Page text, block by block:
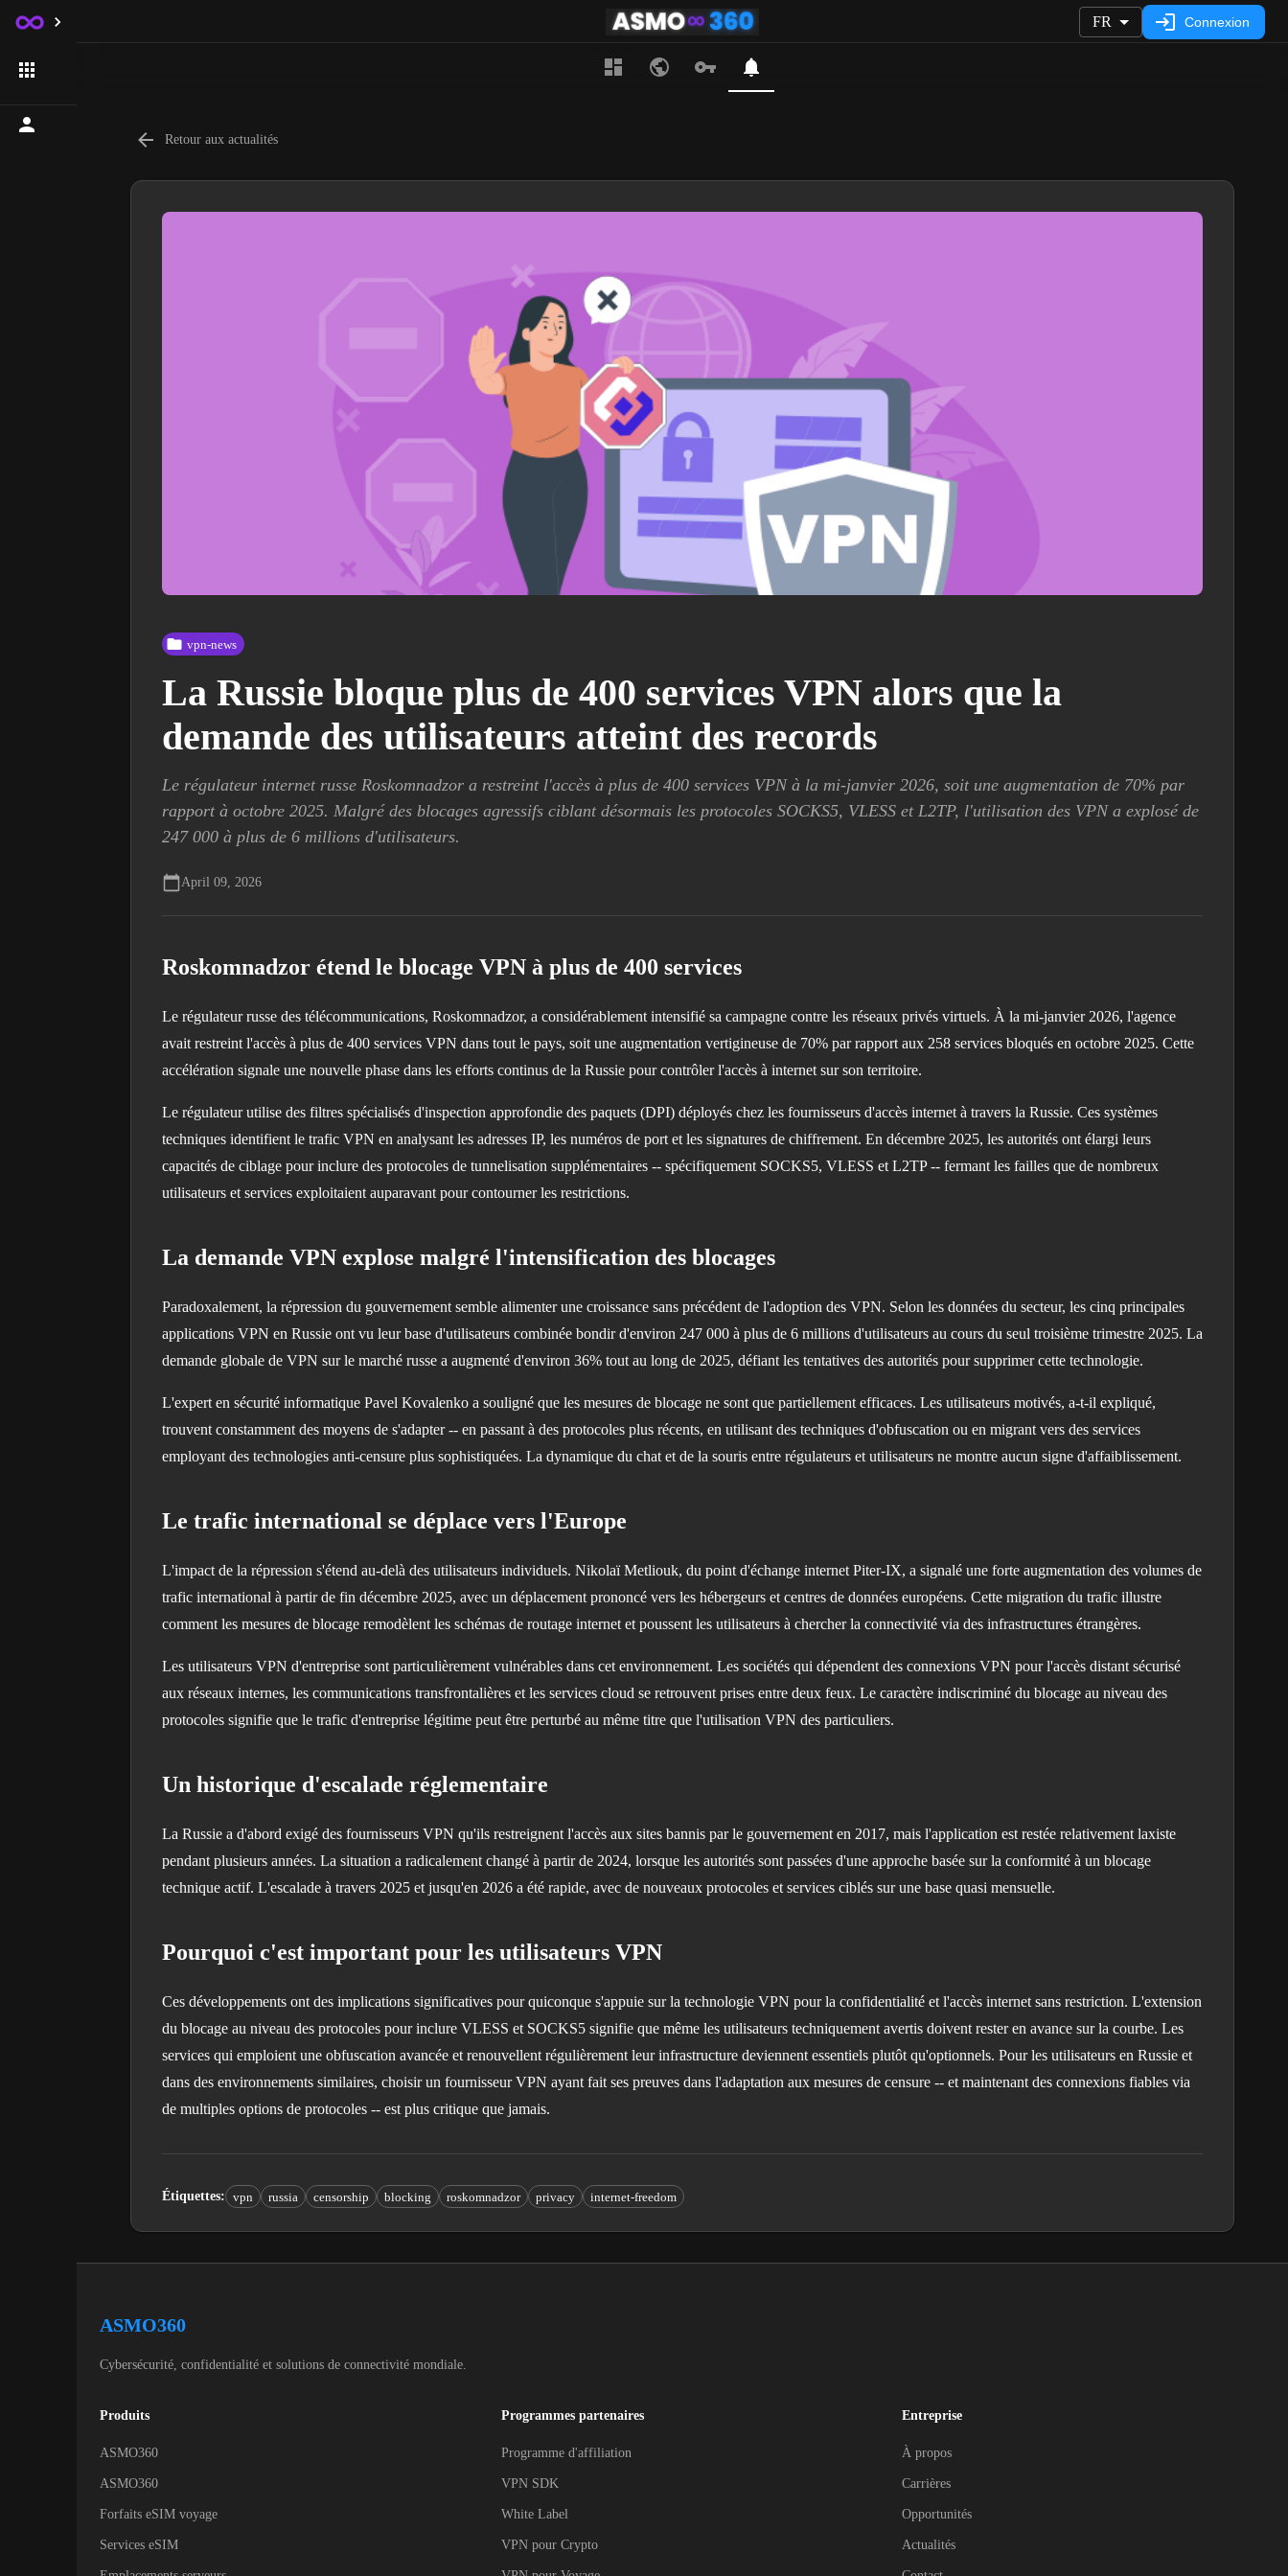
FR Connexion
Retour aux actualités
vpn-news
La Russie bloque plus de 400 services VPN alors que la
demande des utilisateurs atteint des records
Le régulateur internet russe Roskomnadzor a restreint l'accès à plus de 400 services VPN à la mi-janvier 2026, soit une augmentation de 70% par
rapport à octobre 2025. Malgré des blocages agressifs ciblant désormais les protocoles SOCKS5, VLESS et L2TP, l'utilisation des VPN a explosé de
247 000 à plus de 6 millions d'utilisateurs.
April 09, 2026
Roskomnadzor étend le blocage VPN à plus de 400 services
Le régulateur russe des télécommunications, Roskomnadzor, a considérablement intensifié sa campagne contre les réseaux privés virtuels. À la mi-janvier 2026, l'agence
avait restreint l'accès à plus de 400 services VPN dans tout le pays, soit une augmentation vertigineuse de 70% par rapport aux 258 services bloqués en octobre 2025. Cette
accélération signale une nouvelle phase dans les efforts continus de la Russie pour contrôler l'accès à internet sur son territoire.
Le régulateur utilise des filtres spécialisés d'inspection approfondie des paquets (DPI) déployés chez les fournisseurs d'accès internet à travers la Russie. Ces systèmes
techniques identifient le trafic VPN en analysant les adresses IP, les numéros de port et les signatures de chiffrement. En décembre 2025, les autorités ont élargi leurs
capacités de ciblage pour inclure des protocoles de tunnelisation supplémentaires -- spécifiquement SOCKS5, VLESS et L2TP -- fermant les failles que de nombreux
utilisateurs et services exploitaient auparavant pour contourner les restrictions.
La demande VPN explose malgré l'intensification des blocages
Paradoxalement, la répression du gouvernement semble alimenter une croissance sans précédent de l'adoption des VPN. Selon les données du secteur, les cinq principales
applications VPN en Russie ont vu leur base d'utilisateurs combinée bondir d'environ 247 000 à plus de 6 millions d'utilisateurs au cours du seul troisième trimestre 2025. La
demande globale de VPN sur le marché russe a augmenté d'environ 36% tout au long de 2025, défiant les tentatives des autorités pour supprimer cette technologie.
L'expert en sécurité informatique Pavel Kovalenko a souligné que les mesures de blocage ne sont que partiellement efficaces. Les utilisateurs motivés, a-t-il expliqué,
trouvent constamment des moyens de s'adapter -- en passant à des protocoles plus récents, en utilisant des techniques d'obfuscation ou en migrant vers des services
employant des technologies anti-censure plus sophistiquées. La dynamique du chat et de la souris entre régulateurs et utilisateurs ne montre aucun signe d'affaiblissement.
Le trafic international se déplace vers l'Europe
L'impact de la répression s'étend au-delà des utilisateurs individuels. Nikolaï Metliouk, du point d'échange internet Piter-IX, a signalé une forte augmentation des volumes de
trafic international à partir de fin décembre 2025, avec un déplacement prononcé vers les hébergeurs et centres de données européens. Cette migration du trafic illustre
comment les mesures de blocage remodèlent les schémas de routage internet et poussent les utilisateurs à chercher la connectivité via des infrastructures étrangères.
Les utilisateurs VPN d'entreprise sont particulièrement vulnérables dans cet environnement. Les sociétés qui dépendent des connexions VPN pour l'accès distant sécurisé
aux réseaux internes, les communications transfrontalières et les services cloud se retrouvent prises entre deux feux. Le caractère indiscriminé du blocage au niveau des
protocoles signifie que le trafic d'entreprise légitime peut être perturbé au même titre que l'utilisation VPN des particuliers.
Un historique d'escalade réglementaire
La Russie a d'abord exigé des fournisseurs VPN qu'ils restreignent l'accès aux sites bannis par le gouvernement en 2017, mais l'application est restée relativement laxiste
pendant plusieurs années. La situation a radicalement changé à partir de 2024, lorsque les autorités sont passées d'une approche basée sur la conformité à un blocage
technique actif. L'escalade à travers 2025 et jusqu'en 2026 a été rapide, avec de nouveaux protocoles et services ciblés sur une base quasi mensuelle.
Pourquoi c'est important pour les utilisateurs VPN
Ces développements ont des implications significatives pour quiconque s'appuie sur la technologie VPN pour la confidentialité et l'accès internet sans restriction. L'extension
du blocage au niveau des protocoles pour inclure VLESS et SOCKS5 signifie que même les utilisateurs techniquement avertis doivent rester en avance sur la courbe. Les
services qui emploient une obfuscation avancée et renouvellent régulièrement leur infrastructure deviennent essentiels plutôt qu'optionnels. Pour les utilisateurs en Russie et
dans des environnements similaires, choisir un fournisseur VPN ayant fait ses preuves dans l'adaptation aux mesures de censure -- et maintenant des connexions fiables via
de multiples options de protocoles -- est plus critique que jamais.
Étiquettes: vpn russia censorship blocking roskomnadzor privacy internet-freedom
ASMO360
Cybersécurité, confidentialité et solutions de connectivité mondiale.
Produits
ASMO360
ASMO360
Forfaits eSIM voyage
Services eSIM
Programmes partenaires
Programme d'affiliation
VPN SDK
White Label
VPN pour Crypto
Entreprise
À propos
Carrières
Opportunités
Actualités